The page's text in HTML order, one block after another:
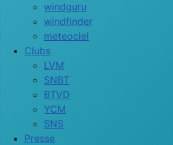
windguru
windfinder
meteociel
Clubs
LVM
SNBT
BTVD
YCM
SNS
Presse